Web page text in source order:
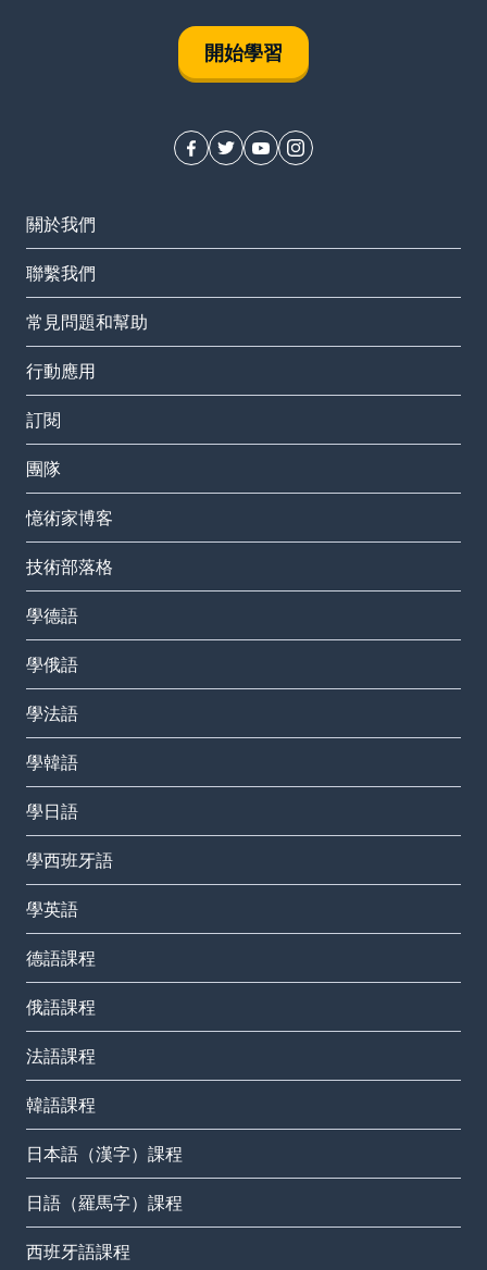
開始學習
關於我們
聯繫我們
常見問題和幫助
行動應用
訂閱
團隊
憶術家博客
技術部落格
學德語
學俄語
學法語
學韓語
學日語
學西班牙語
學英語
德語課程
俄語課程
法語課程
韓語課程
日本語（漢字）課程
日語（羅馬字）課程
西班牙語課程